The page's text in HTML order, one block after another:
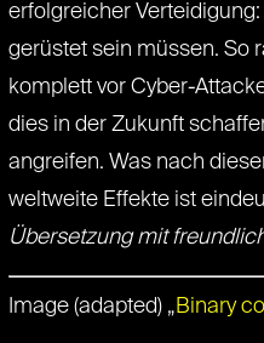
erfolgreicher
gerüstet sein müssen. So
komplett vor Cyber-
dies in der Zukunft
angreifen. Was nach
weltweite Effekte ist
Übersetzung mit
Image (adapted) „Binary